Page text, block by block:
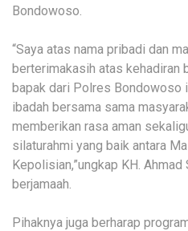
Bondowoso.
“Saya atas nama pribadi dan
berterimakasih atas kehadiran
bapak dari Polres Bondowoso
ibadah bersama sama
memberikan rasa aman
silaturahmi yang baik antara
Kepolisian,”ungkap KH.
berjamaah.
Pihaknya juga berharap